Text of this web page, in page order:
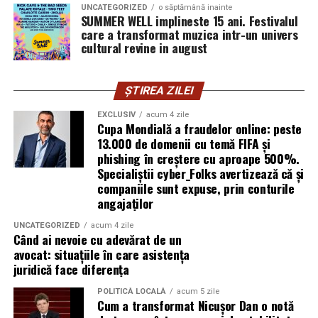
Abonamentele sunt disponibile pe summerwell.ro la
pretul de 513 lei. De asemenea, pot fi achizitionate
sambata, respectiv 426.6 lei pentru duminica.
Prima este diferența dintre suprafața din acte și cea
măsurată efectiv. La imobilele vechi, măsurătorile de
acum câteva decenii au fost făcute cu instrumente mai
sunt neobișnuite. Rezolvarea presupune o documentație
de actualizare.
A doua este suprapunerea cu imobilele vecine — situația
în care două documentații cadastrale revendică, pe
hârtie, aceeași fâșie de teren. Deblocarea necesită
măsurători comparative și, uneori, acordul vecinilor.
A treia categorie o reprezintă construcțiile edificate fără
autorizație sau extinderile nedeclarate, care nu apar în
documentația inițială. Înainte de orice tranzacție,
acestea trebuie reflectate corect în evidențe.
Echipamentele au schimbat
UNCATEGORIZED o săptămână inainte
SUMMER WELL implineste 15 ani. Festivalul
care a transformat muzica intr-un univers
cultural revine in august
ȘTIREA ZILEI
EXCLUSIV acum 4 zile
Cupa Mondială a fraudelor online: peste
13.000 de domenii cu temă FIFA și
phishing în creștere cu aproape 500%.
Specialiștii cyber_Folks avertizează că și
companiile sunt expuse, prin conturile
angajaților
UNCATEGORIZED acum 4 zile
Când ai nevoie cu adevărat de un
avocat: situațiile în care asistența
juridică face diferența
POLITICĂ LOCALĂ acum 5 zile
Cum a transformat Nicușor Dan o notă